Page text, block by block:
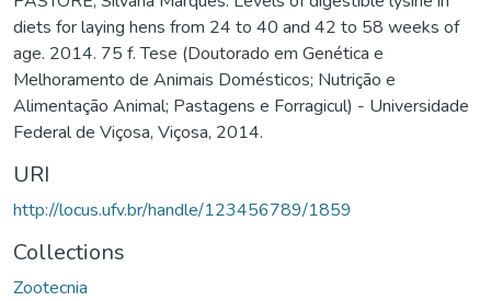
diets for laying hens from 24 to 40 and 42 to 58 weeks of
age. 2014. 75 f. Tese (Doutorado em Genética e
Melhoramento de Animais Domésticos; Nutrição e
Alimentação Animal; Pastagens e Forragicul) - Universidade
Federal de Viçosa, Viçosa, 2014.
URI
http://locus.ufv.br/handle/123456789/1859
Collections
Zootecnia